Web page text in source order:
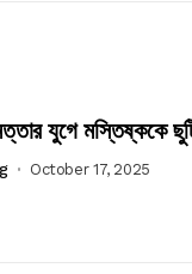
যুগে মস্তিষ্ককে
October 17, 2025